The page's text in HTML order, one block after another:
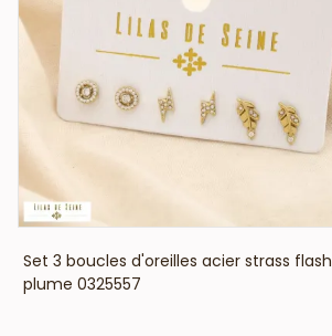
VOIR LE PRIX
Set 3 boucles d'oreilles acier strass flash
plume 0325557